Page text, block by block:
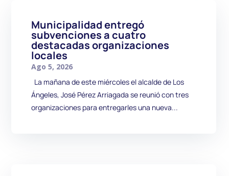
Municipalidad entregó
subvenciones a cuatro
destacadas organizaciones
locales
Ago 5, 2026
La mañana de este miércoles el alcalde de Los
Ángeles, José Pérez Arriagada se reunió con tres
organizaciones para entregarles una nueva...